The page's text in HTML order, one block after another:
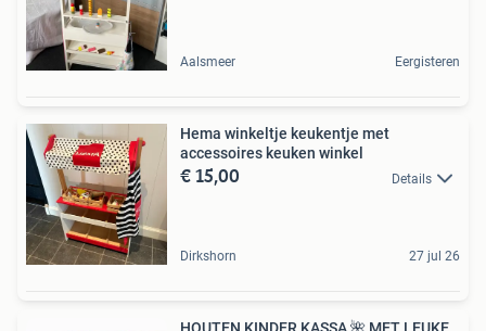
Aalsmeer Eergisteren
Hema winkeltje keukentje met
accessoires keuken winkel
€ 15,00 Details
Dirkshorn 27 jul 26